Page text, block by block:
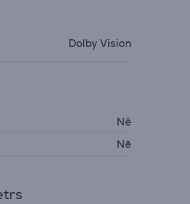
Dolby Vision
Nē
Nē